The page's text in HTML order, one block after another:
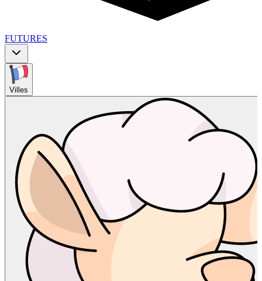
FUTURES
Villes